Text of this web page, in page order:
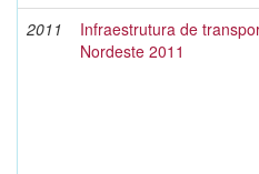
2011
Infraestrutura de
Nordeste 2011